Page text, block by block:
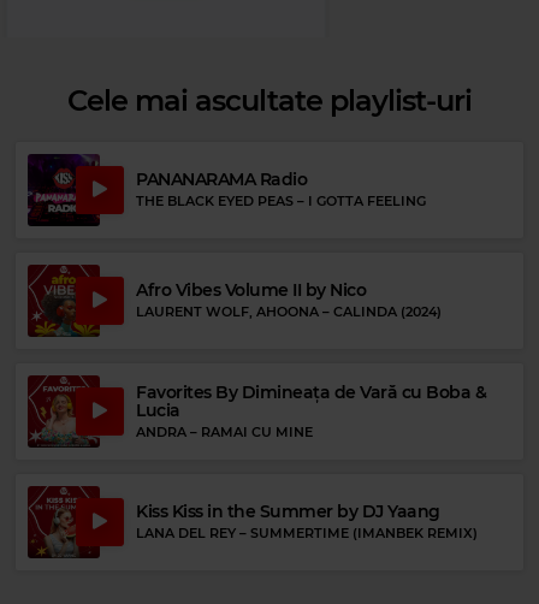
Rock 80s & 90s
METALLICA
Cele mai ascultate playlist-uri
PANANARAMA Radio
THE BLACK EYED PEAS – I GOTTA FEELING
Afro Vibes Volume II by Nico
LAURENT WOLF, AHOONA – CALINDA (2024)
Favorites By Dimineața de Vară cu Boba &
Lucia
ANDRA – RAMAI CU MINE
Kiss Kiss in the Summer by DJ Yaang
LANA DEL REY – SUMMERTIME (IMANBEK REMIX)